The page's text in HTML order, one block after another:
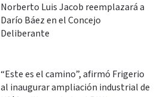
Norberto Luis Jacob reemplazará a
Darío Báez en el Concejo
Deliberante
“Este es el camino”, afirmó Frigerio
al inaugurar ampliación industrial de